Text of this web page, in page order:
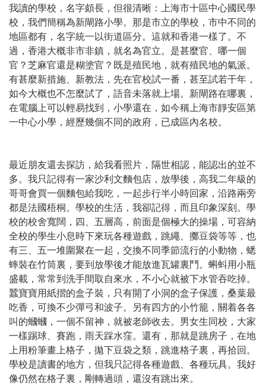
我讀的學校，名字頗長，但很清晰：上海市十區中心國民學
校，我們簡稱為新閘路小學。那是市立的學校，市中不同的
地區都有，名字統一以街道區分。這就和香港一樣了。不
過，香港大概非市非鎮，就名為官立。是甚麼官、哪一個
官？芝麻官還是糊塗官？既是殖民地，就有殖民地的氣派。
有甚麼新措施、新教法，先在官校試一番，甚至試若干年，
如今大概也不怎麼試了，語音未落就上場。新閘路在哪裏，
在電腦上可以輕易找到，小學還在，如今稱上海市靜安區第
一中心小學，經歷幾個不同的政府，已成區內名校。
最近朋友還去探訪，給我看照片，隔世相認，能認出的並不
多。我只記得有一家沙利文麵包店，放學後，高我二年級的
哥哥會買一個麵包給我吃，一起步行半小時回家，沿路兩旁
都是法國梧桐。學校的生活，我卻記得，而且印象深刻。學
校的校舍寬闊，四、五層高，前面是個極大的操場，可容納
全校的學生小息時下來玩各種遊戲，跳繩、擲豆袋等等，也
有三、五一堆圍聚在一起，交換不同季節流行的小動物，蟋
蟀裝在竹筒裏，要到放學後才能放進瓦罐裏鬥。蝌蚪用小瓶
盛載，常常到洗手間取自來水，不小心就被下水管吞吃掉。
蠶寶寶用紙摺的盒子裝，只有開了小洞的盒子保護，桑葉最
吃香，可換不少彈弓和波子。另有四方的小竹籠，關着各各
叫的蟈蟈，一個不留神，就被老師收去。男女生同校，大家
一樣踢球、賽跑，雨天踩水窪。還有，那就是跳房子，在地
上用粉筆畫上格子，拋下豆袋之類，跳進格子裏，再拾回。
學校是讀書的地方，但我只記得各種遊戲、各種玩具。我好
像仍然在格子裏，剛轉過頭，還沒有跳出來。